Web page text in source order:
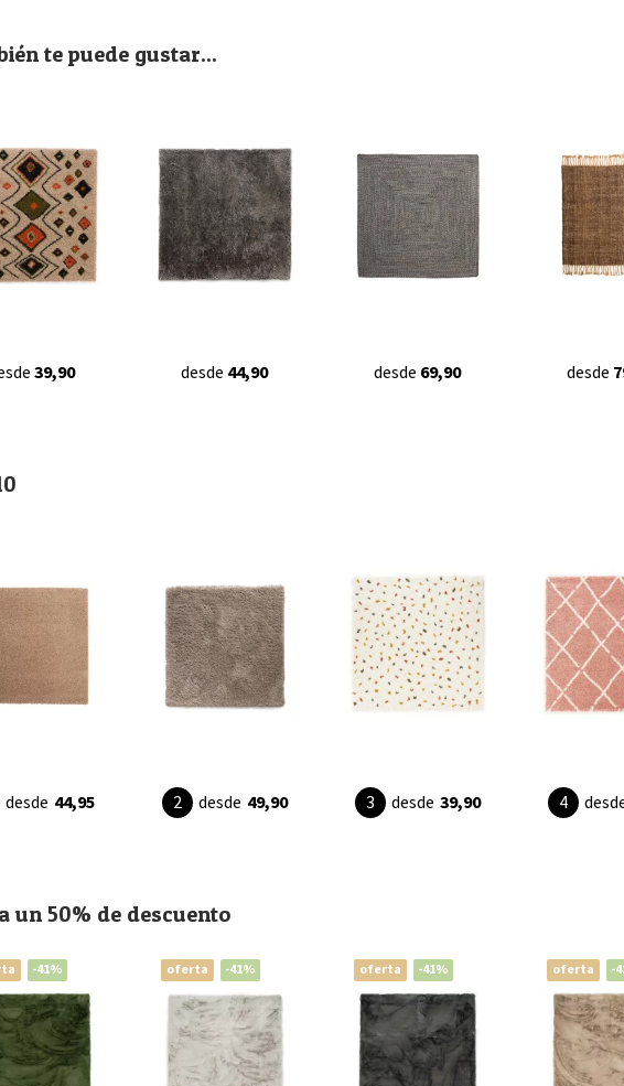
te puede gustar...
39,90 desde 44,90 desde 69,90 desde
desde 44,95 desde 49,90 desde 39,90
un 50% de descuento
-41% oferta -41% oferta -41% oferta -